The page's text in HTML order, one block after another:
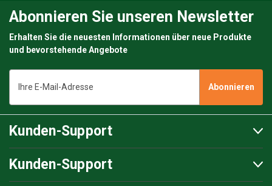
Abonnieren Sie unseren Newsletter
Erhalten Sie die neuesten Informationen über neue Produkte
und bevorstehende Angebote
Mail-
Kunden-Support
Kunden-Support